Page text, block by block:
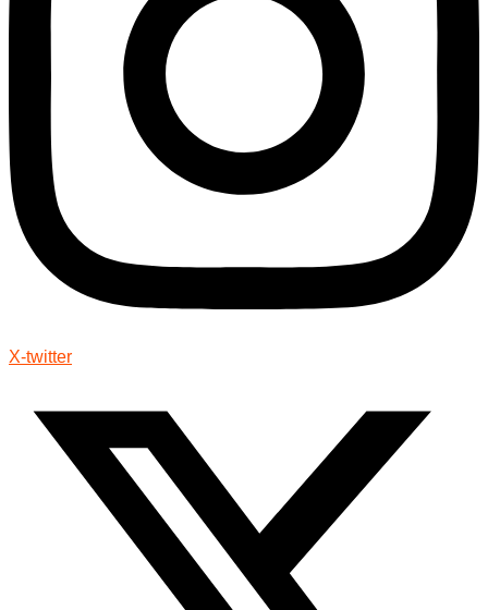
X-twitter